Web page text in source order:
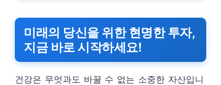
미래의 당신을 위한 현명한 투자,
지금 바로 시작하세요!
건강은 무엇과도 바꿀 수 없는 소중한 자산입니